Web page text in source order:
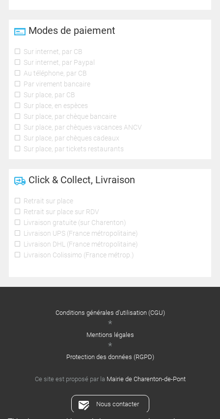
Modes de paiement
Sur internet, par CB
Sur internet, par Paypal
Au téléphone, par CB
Par virement bancaire
Sur place, par CB
Sur place, en espèces
Sur place, par chèque bancaire
Sur place, par chèques vacances ANCV
Sur place, par chèques cadeaux
Sur place, par tickets restaurants
Click & Collect, Livraison
Retrait sur place
Retrait sur place sur RDV
Livraison gratuite (sur Charenton)
Livraison UPS (France métropolitaine)
Livraison DHL (France métropolitaine)
Livraison Colissimo (France métrop.)
Conditions générales d'utilisation (CGU)
Mentions légales
Protection des données (RGPD)
Ce site est proposé par la Mairie de Charenton-de-Pont
Nous contacter